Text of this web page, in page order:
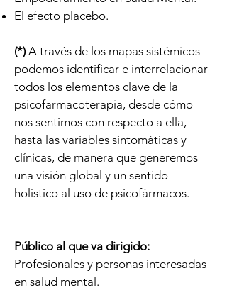
El efecto placebo.
(*)A través de los mapas sistémicos
podemos identificar e interrelacionar
todos los elementos clave de la
psicofarmacoterapia, desde cómo
nos sentimos con respecto a ella,
hasta las variables sintomáticas y
clínicas, de manera que generemos
una visión global y un sentido
holístico al uso de psicofármacos.
Público al que va dirigido:
Profesionales y personas interesadas
en salud mental.